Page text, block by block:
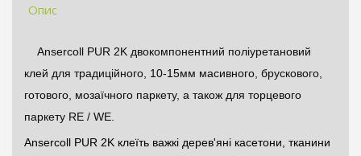
Опис
Ansercoll PUR 2K двокомпонентний поліуретановий
клей для традиційного, 10-15мм масивного, брускового,
готового, мозаїчного паркету, а також для торцевого
паркету RE / WE.
Ansercoll PUR 2K клеїть важкі дерев'яні касетони , тканини